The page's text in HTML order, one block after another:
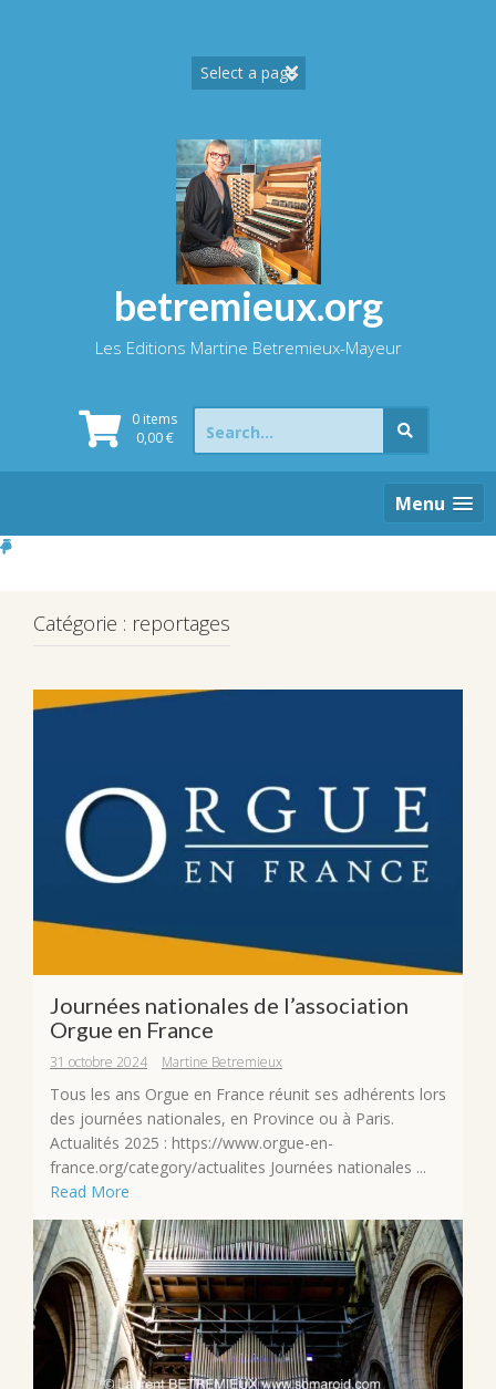
betremieux.org
Les Editions Martine Betremieux-Mayeur
0 items
0,00€
Search
for:
Menu
Catégorie : reportages
Journées nationales de l’association
Orgue en France
31 octobre 2024 Martine Betremieux
Tous les ans Orgue en France réunit ses adhérents lors
des journées nationales, en Province ou à Paris.
Actualités 2025 : https://www.orgue-en-
france.org/category/actualites Journées nationales ...
Read More